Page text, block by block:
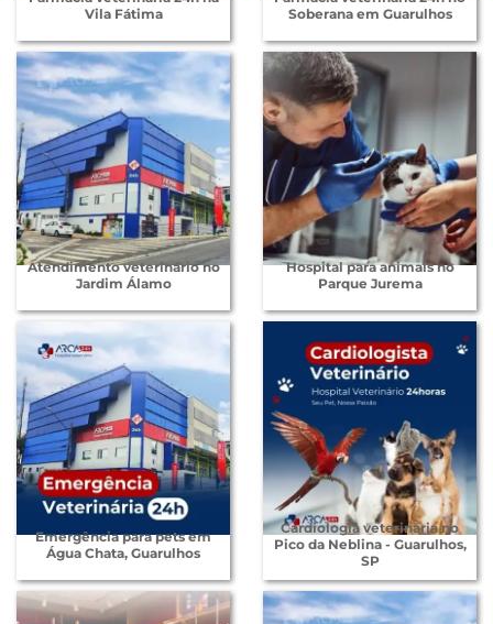
Vila Fátima
Soberana em Guarulhos
Atendimento veterinário no
Jardim Álamo
Hospital para animais no
Parque Jurema
Emergência para pets em
Água Chata, Guarulhos
Cardiologia veterinária no
Pico da Neblina - Guarulhos,
SP